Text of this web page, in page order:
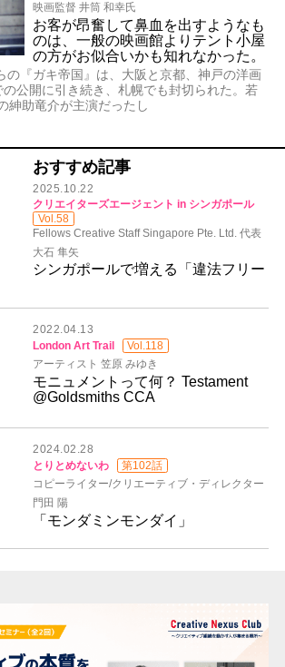
映画監督 井筒 和幸氏
お客が昂奮して鼻血を出すようなも
のは、一般の映画館よりテント小屋
の方がお似合いかも知れなかった。
の『ガキ帝国』は、大阪と京都、神戸の洋画
公開に引き続き、札幌でも封切られた。若
紳助竜介が主演だったし
おすすめ記事
2025.10.22
クリエイターズエージェント in シンガポール
Vol.58
Fellows Creative Staff Singapore Pte. Ltd. 代表
大石 隼矢
シンガポールで増える「違法フリー
2022.04.13
London Art Trail
Vol.118
アーティスト 笠原 みゆき
モニュメントって何？ Testament
@Goldsmiths CCA
2024.02.28
とりとめないわ
第102話
コピーライター/クリエーティブ・ディレクター
門田 陽
「モンダミンモンダイ」